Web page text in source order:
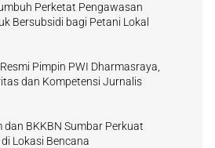
Perketat Pengawasan
Bersubsidi bagi Petani Lokal
Pimpin PWI Dharmasraya,
dan Kompetensi Jurnalis
dan BKKBN Sumbar Perkuat
Lokasi Bencana